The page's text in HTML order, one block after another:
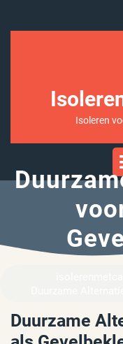
Isoleren
Duurzame